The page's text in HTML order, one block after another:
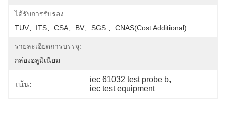
ได้รับการรับรอง:
TUV、ITS、CSA、BV、SGS 、CNAS(cost Additional)
รายละเอียดการบรรจุ:
กล่องอลูมิเนียม
เน้น:
iec 61032 test probe b,
iec test equipment